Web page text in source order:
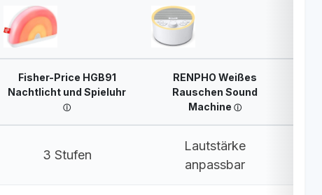
Fisher-Price HGB91
Nachtlicht und Spieluhr
RENPHO Weißes
Rauschen Sound
Machine
3 Stufen
Lautstärke
anpassbar